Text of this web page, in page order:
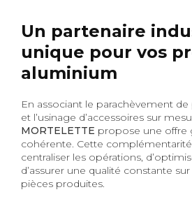
Un partenaire
unique pour vos
aluminium
En associant le parachèvement
et l’usinage d’accessoires sur
MORTELETTE propose une offre
cohérente. Cette
centraliser les opérations,
d’assurer une qualité constante
pièces produites.